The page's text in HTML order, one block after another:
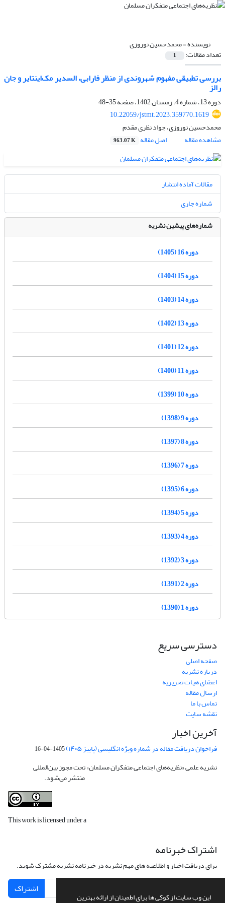
این وب سایت از کوکی ها برای اطمینان از ارائه بهترین
نویسنده =محمدحسین نوروزی
تعداد مقالات: 1
بررسی تطبیقی مفهوم شهروندی از منظر فارابی، السدیر مک‌اینتایر و جان‌
رالز
دوره 13، شماره 4، زمستان 1402، صفحه
35-48
10.22059/jstmt.2023.359770.1619
محمدحسین نوروزی، جواد نظری مقدم
مشاهده مقاله
اصل مقاله 963.07 K
مقالات آماده انتشار
شماره جاری
شماره‌های پیشین نشریه
دوره 16 (1405)
دوره 15 (1404)
دوره 14 (1403)
دوره 13 (1402)
دوره 12 (1401)
دوره 11 (1400)
دوره 10 (1399)
دوره 9 (1398)
دوره 8 (1397)
دوره 7 (1396)
دوره 6 (1395)
دوره 5 (1394)
دوره 4 (1393)
دوره 3 (1392)
دوره 2 (1391)
دوره 1 (1390)
دسترسی سریع
صفحه اصلی
درباره نشریه
اعضای هیات تحریریه
ارسال مقاله
تماس با ما
نقشه سایت
آخرین اخبار
فراخوان دریافت مقاله در شماره ویژه انگلیسی (پاییز ۱۴۰۵) 1405-04-16
نشریه علمی «نظریه‌های اجتماعی متفکران مسلمان» تحت مجوز بین‌المللی
منتشر می‌شود.
This work is licensed under a
اشتراک خبرنامه
برای دریافت اخبار و اطلاعیه های مهم نشریه در خبرنامه نشریه مشترک شوید.
اشتراک